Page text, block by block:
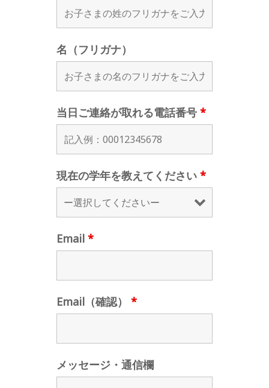
名（フリガナ）
当日ご連絡が取れる電話番号 *
現在の学年を教えてください *
Email *
Email（確認） *
メッセージ・通信欄